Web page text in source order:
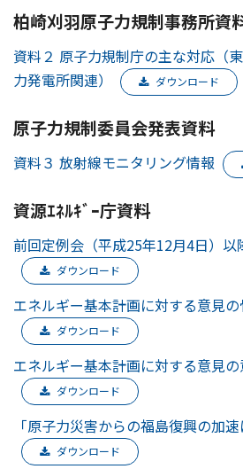
柏崎刈羽原子力規制事務所資
資料２ 原子力規制庁の主な対応（
力発電所関連）
ダウンロード
原子力規制委員会発表資料
資料３ 放射線モニタリング情報
資源ｴﾈﾙｷﾞｰ庁資料
前回定例会（平成25年12月4日）以
ダウンロード
エネルギー基本計画に対する意見
ダウンロード
エネルギー基本計画に対する意見の
ダウンロード
「原子力災害からの福島復興の加
ダウンロード